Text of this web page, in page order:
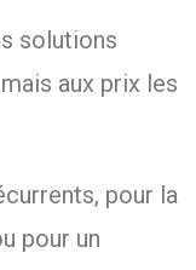
solutions
aux prix les
pour la
pour un